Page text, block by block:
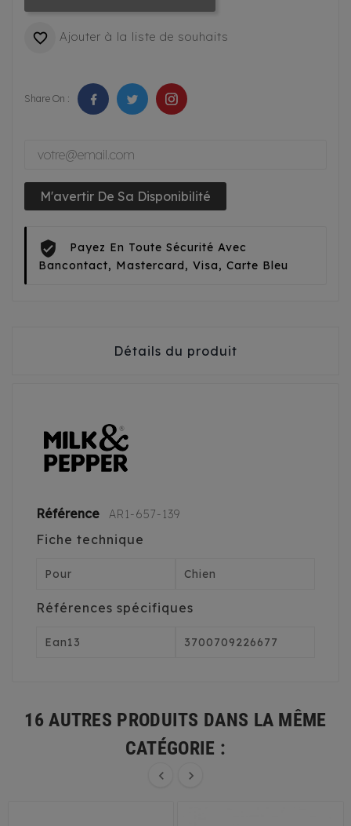
 Ajouter à la liste de souhaits
Share On :
M'avertir De Sa Disponibilité
Payez En Toute Sécurité Avec
Bancontact, Mastercard, Visa, Carte Bleu
Détails du produit
Référence AR1-657-139
Fiche technique
Pour Chien
Références spécifiques
Ean13 3700709226677
16 AUTRES PRODUITS DANS LA MÊME
CATÉGORIE :
 